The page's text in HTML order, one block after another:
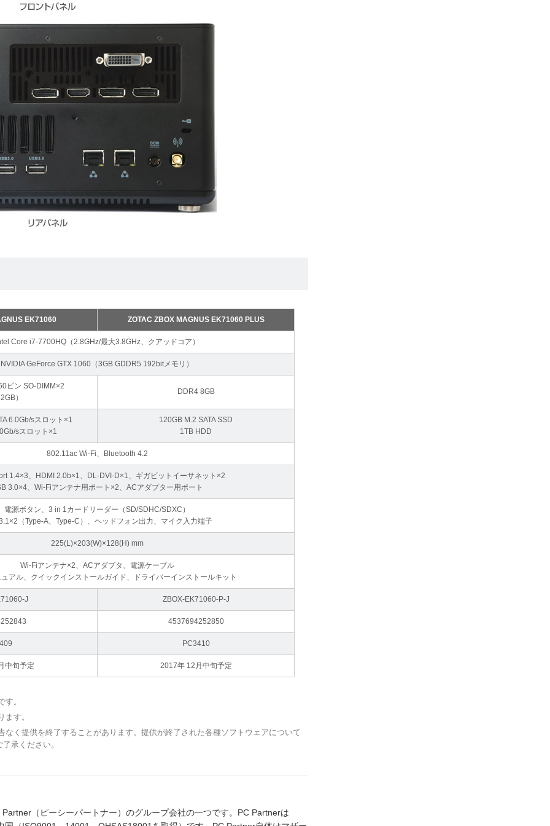
EK71060 ZOTAC ZBOX MAGNUS EK71060 PLUS
Core i7-7700HQ（2.8GHz/最大3.8GHz、クアッドコア）
NVIDIA GeForce GTX 1060（3GB GDDR5 192bitメモリ）
ピン SO-DIMM×2
）
DDR4 8GB
6.0Gb/sスロット×1
sスロット×1
120GB M.2 SATA SSD
1TB HDD
802.11ac Wi-Fi、Bluetooth 4.2
1.4×3、HDMI 2.0b×1、DL-DVI-D×1、ギガビットイーサネット×2
3.0×4、Wi-Fiアンテナ用ポート×2、ACアダプター用ポート
電源ボタン、3 in 1カードリーダー（SD/SDHC/SDXC）
（Type-A、Type-C）、ヘッドフォン出力、マイク入力端子
225(L)×203(W)×128(H) mm
Wi-Fiアンテナ×2、ACアダプタ、電源ケーブル
アル、クイックインストールガイド、ドライバーインストールキット
J ZBOX-EK71060-P-J
4537694252850
PC3410
中旬予定 2017年 12月中旬予定
。
す。
く提供を終了することがあります。提供が終了された各種ソフトウェアについて
承ください。
（ピーシーパートナー）のグループ会社の一つです。PC Partnerは